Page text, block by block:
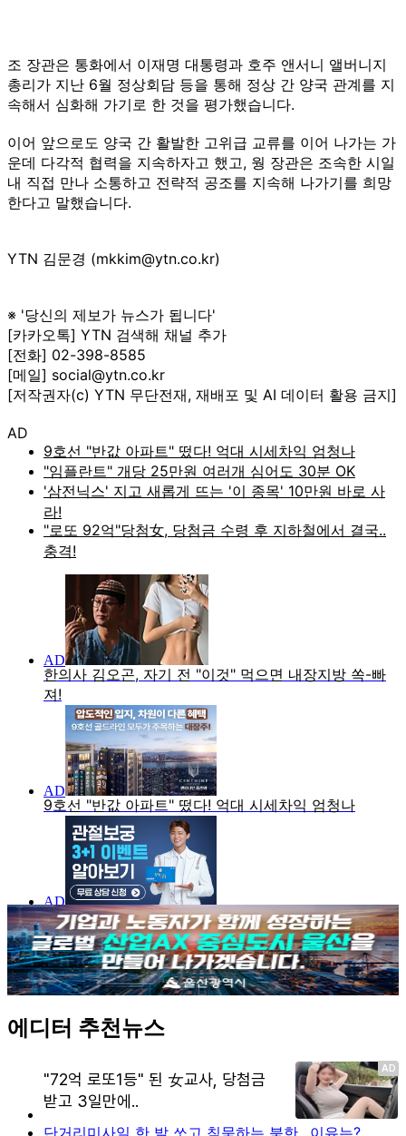
조 장관은 통화에서 이재명 대통령과 호주 앤서니 앨버니지
총리가 지난 6월 정상회담 등을 통해 정상 간 양국 관계를 지
속해서 심화해 가기로 한 것을 평가했습니다.
이어 앞으로도 양국 간 활발한 고위급 교류를 이어 나가는 가
운데 다각적 협력을 지속하자고 했고, 웡 장관은 조속한 시일
내 직접 만나 소통하고 전략적 공조를 지속해 나가기를 희망
한다고 말했습니다.
YTN 김문경 (mkkim@ytn.co.kr)
※ '당신의 제보가 뉴스가 됩니다'
[카카오톡] YTN 검색해 채널 추가
[전화] 02-398-8585
[메일] social@ytn.co.kr
[저작권자(c) YTN 무단전재, 재배포 및 AI 데이터 활용 금지]
AD
에디터 추천뉴스
단거리미사일 한 발 쏘고 침묵하는 북한…이유는?